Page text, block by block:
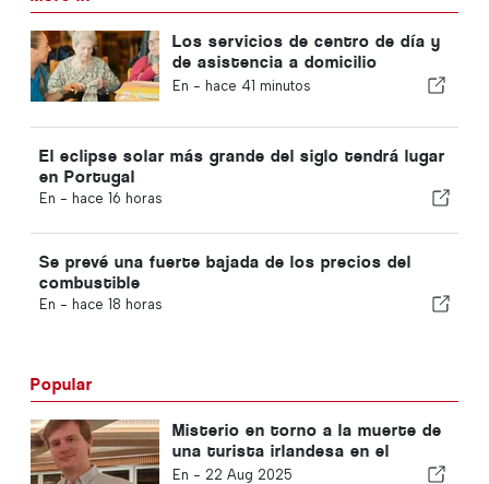
Los servicios de centro de día y
de asistencia a domicilio
volverán al municipio de Portugal
En - hace 41 minutos
El eclipse solar más grande del siglo tendrá lugar
en Portugal
En - hace 16 horas
Se prevé una fuerte bajada de los precios del
combustible
En - hace 18 horas
Popular
Misterio en torno a la muerte de
una turista irlandesa en el
Algarve
En - 22 Aug 2025